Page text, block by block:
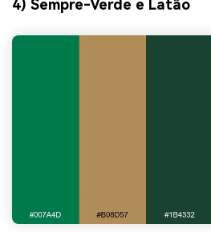
4) Sempre-Verde e Latão